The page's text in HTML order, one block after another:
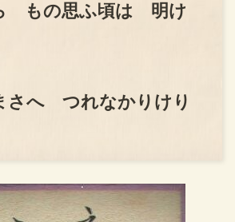
もの思ふ頃は 明け
さへ つれなかりけり